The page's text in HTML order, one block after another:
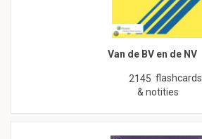
Van de BV en de NV
2145 flashcards
& notities